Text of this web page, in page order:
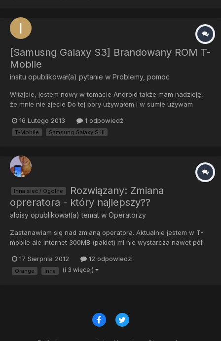
[Samusng Galaxy S3] Brandowany ROM T-
Mobile
insitu opublikował(a) pytanie w Problemy, pomoc
Witajcie, jestem nowy w temacie Android także mam nadzieję,
że mnie nie zjecie Do tej pory używałem i w sumie używam
Fajna zabawka, używam od kilku miesięcy i przekonałem się, że
iOS to nie guru systemów To tak słowem wstępu... Przymierz...
16 Lutego 2013 1 odpowiedź
T-Mobile Samsung Galaxy S III
Inna sieć / Ogólne
Rozwiązany: Zmiana
opreratora - który najlepszy??
aloisy opublikował(a) temat w Operatorzy
Zastanawiam się nad zmianą operatora. Aktualnie jestem w T-
mobile ale internet 300MB (pakiet) mi nie wystarcza nawet pół
interesuje. Potrzebuję paietu min 1GB ale w rozsądnej cenie.
Minut mam o 200 i wystarcza. Macie jakieś propozycje??
17 Sierpnia 2012 12 odpowiedzi
Orange Inna (i 3 więcej)